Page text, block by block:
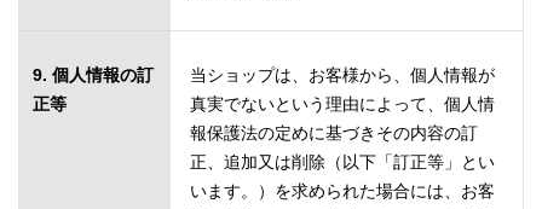
9. 個人情報の訂
正等
当ショップは、お客様から、個人情報が
真実でないという理由によって、個人情
報保護法の定めに基づきその内容の訂
正、追加又は削除（以下「訂正等」とい
います。）を求められた場合には、お客